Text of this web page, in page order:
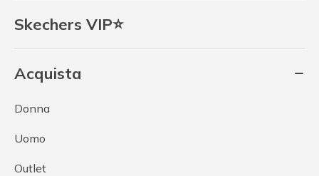
Skechers VIP⭐
Acquista
Donna
Uomo
Outlet